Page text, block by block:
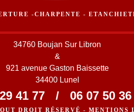
-CHARPENTE -
34760 Boujan Sur Libron
&
921 avenue Gaston Baissette
34400 Lunel
41 77 / 06 07 50
DROIT RÉSERVÉ - MENTIONS